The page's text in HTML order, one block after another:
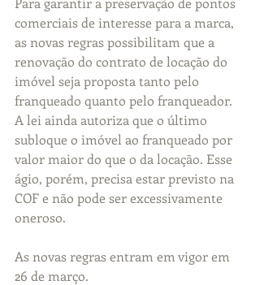
comerciais de interesse para a marca,
as novas regras possibilitam que a
renovação do contrato de locação do
imóvel seja proposta tanto pelo
franqueado quanto pelo franqueador.
A lei ainda autoriza que o último
subloque o imóvel ao franqueado por
valor maior do que o da locação. Esse
ágio, porém, precisa estar previsto na
COF e não pode ser excessivamente
oneroso.
As novas regras entram em vigor em
26 de março.